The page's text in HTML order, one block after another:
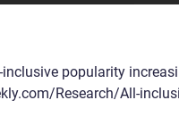
inclusive popularity
Research/All-